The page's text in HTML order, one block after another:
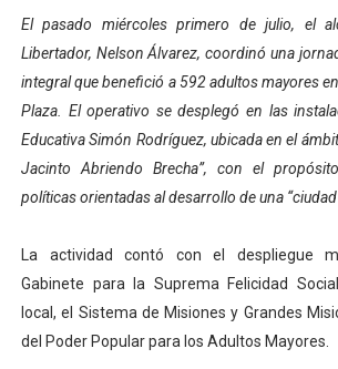
Gobernador Arnaldo Sánchez
Plan Quirúrgico Regional llega a
Iaanem graduó a bebés de Mérida
Iahula pone en marcha protocolo
El pasado miércoles primero de julio, el
Libertador, Nelson Álvarez, coordinó una
integral que benefició a 592 adultos mayores
Plaza. El operativo se desplegó en las
Educativa Simón Rodríguez, ubicada en el
Jacinto Abriendo Brecha”, con el
políticas orientadas al desarrollo de una “ciudad
La actividad contó con el despliegue
Gabinete para la Suprema Felicidad
local, el Sistema de Misiones y Grandes
del Poder Popular para los Adultos Mayores.